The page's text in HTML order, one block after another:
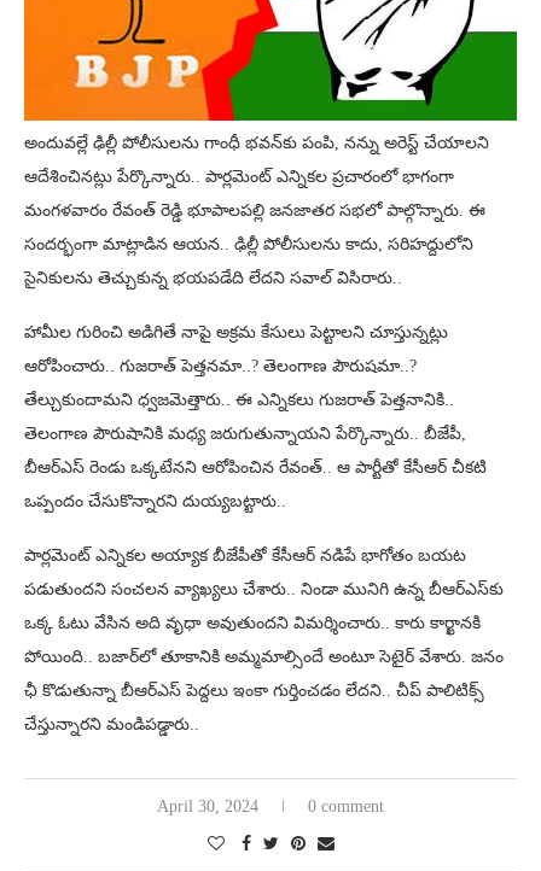
అందువల్లే ఢిల్లీ పోలీసులను గాంధీ భవన్‌కు పంపి, నన్ను అరెస్ట్‌ చేయాలని
ఆదేశించినట్లు పేర్కొన్నారు.. పార్లమెంట్ ఎన్నికల ప్రచారంలో భాగంగా
మంగళవారం రేవంత్ రెడ్డి భూపాలపల్లి జనజాతర సభలో పాల్గొన్నారు. ఈ
సందర్భంగా మాట్లాడిన ఆయన.. ఢిల్లీ పోలీసులను కాదు, సరిహద్దులోని
సైనికులను తెచ్చుకున్న భయపడేది లేదని సవాల్ విసిరారు..
హామీల గురించి అడిగితే నాపై అక్రమ కేసులు పెట్టాలని చూస్తున్నట్లు
ఆరోపించారు.. గుజరాత్ పెత్తనమా..? తెలంగాణ పౌరుషమా..?
తేల్చుకుందామని ధ్వజమెత్తారు.. ఈ ఎన్నికలు గుజరాత్ పెత్తనానికి..
తెలంగాణ పౌరుషానికి మధ్య జరుగుతున్నాయని పేర్కొన్నారు.. బీజేపీ,
బీఆర్ఎస్ రెండు ఒక్కటేనని ఆరోపించిన రేవంత్.. ఆ పార్టీతో కేసీఆర్ చీకటి
ఒప్పందం చేసుకొన్నారని దుయ్యబట్టారు..
పార్లమెంట్ ఎన్నికల అయ్యాక బీజేపీతో కేసీఆర్ నడిపే భాగోతం బయట
పడుతుందని సంచలన వ్యాఖ్యలు చేశారు.. నిండా మునిగి ఉన్న బీఆర్ఎస్‌కు
ఒక్క ఓటు వేసిన అది వృధా అవుతుందని విమర్శించారు.. కారు కార్ఖానకి
పోయింది.. బజార్‌లో తూకానికి అమ్మమాల్సిందే అంటూ సెటైర్ వేశారు. జనం
ఛీ కొడుతున్నా బీఆర్ఎస్ పెద్దలు ఇంకా గుర్తించడం లేదని.. చీప్ పాలిటిక్స్
చేస్తున్నారని మండిపడ్డారు..
April 30, 2024 0 comment